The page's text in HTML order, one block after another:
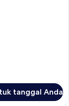
tanggal Anda